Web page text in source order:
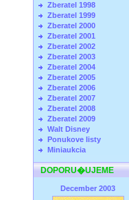
Zberatel 1998
Zberatel 1999
Zberatel 2000
Zberatel 2001
Zberatel 2002
Zberatel 2003
Zberatel 2004
Zberatel 2005
Zberatel 2006
Zberatel 2007
Zberatel 2008
Zberatel 2009
Walt Disney
Ponukove listy
Miniaukcia
DOPORU�UJEME
December 2003